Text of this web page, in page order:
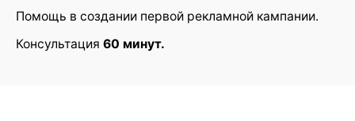
Помощь в создании первой рекламной кампании.
Консультация 60 минут.
Ваш адрес email не будет
опубликован.
Обязательные поля